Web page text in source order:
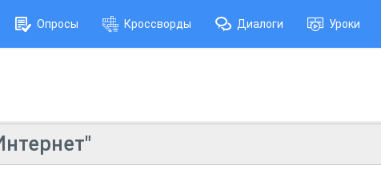
Опросы Кроссворды Диалоги Уроки